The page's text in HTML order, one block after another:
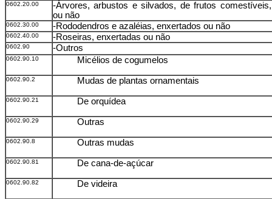
0602.20.00
-Árvores, arbustos e silvados, de frutos
ou não
0602.30.00 -Rododendros e azaléias, enxertados ou não
0602.40.00 -Roseiras, enxertadas ou não
0602.90 -Outros
0602.90.10 Micélios de cogumelos
0602.90.2 Mudas de plantas ornamentais
0602.90.21 De orquídea
0602.90.29 Outras
0602.90.8 Outras mudas
0602.90.81 De cana-de-açúcar
0602.90.82 De videira